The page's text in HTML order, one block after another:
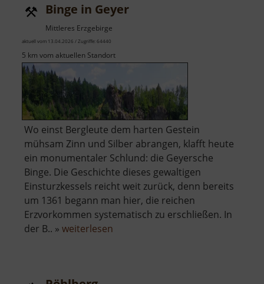
Binge in Geyer
Mittleres Erzgebirge
aktuell vom 13.04.2026 / Zugriffe: 64440
5 km vom aktuellen Standort
Wo einst Bergleute dem harten Gestein
mühsam Zinn und Silber abrangen, klafft heute
ein monumentaler Schlund: die Geyersche
Binge. Die Geschichte dieses gewaltigen
Einsturzkessels reicht weit zurück, denn bereits
um 1361 begann man hier, die reichen
Erzvorkommen systematisch zu erschließen. In
der B.. » weiterlesen